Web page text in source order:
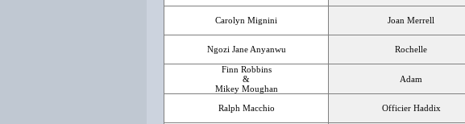
Carolyn Mignini Joan Merrell
Ngozi Jane Anyanwu Rochelle
Finn Robbins
&
Mikey Moughan
Adam
Ralph Macchio Officier Haddix